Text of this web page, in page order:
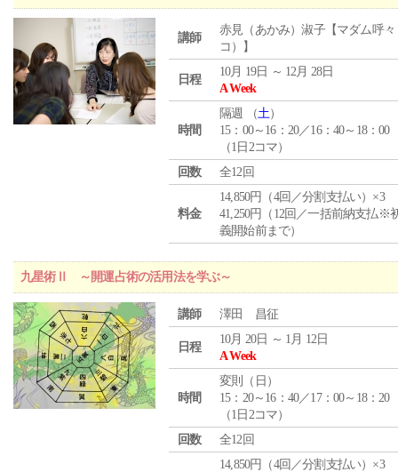
講師
赤見（あかみ）淑子【マダム呼々
コ）】
日程
10月 19日 ～ 12月 28日
A Week
時間
隔週 （土）
15：00～16：20／16：40～18：00
（1日2コマ）
回数
全12回
料金
14,850円（4回／分割支払い）×3
41,250円（12回／一括前納支払※
義開始前まで）
九星術Ⅱ ～開運占術の活用法を学ぶ～
講師 澤田 昌征
日程
10月 20日 ～ 1月 12日
A Week
時間
変則（日）
15：20～16：40／17：00～18：20
（1日2コマ）
回数
全12回
14,850円（4回／分割支払い）×3